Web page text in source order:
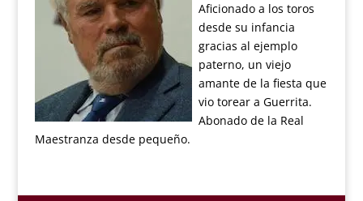
Aficionado a los toros
desde su infancia
gracias al ejemplo
paterno, un viejo
amante de la fiesta que
vio torear a Guerrita.
Abonado de la Real
Maestranza desde pequeño.